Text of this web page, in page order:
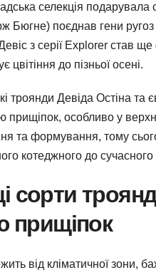
селекція
Бюгне) поєднав гени
з серії Explorer став
цвітіння до пізньої осені.
троянди Девіда Остіна та
прищіпок, особливо у
та формування, тому
котеджного до сучасного
сорти
прищіпок
від кліматичної зони,